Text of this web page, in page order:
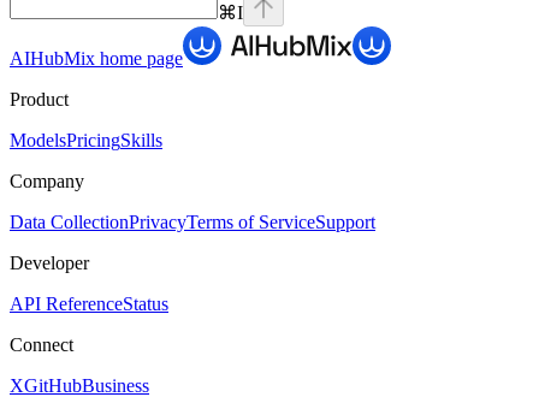
⌘I
AIHubMix home page
Product
ModelsPricingSkills
Company
Data CollectionPrivacyTerms of ServiceSupport
Developer
API ReferenceStatus
Connect
XGitHubBusiness